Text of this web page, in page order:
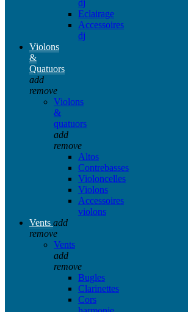
dj
Eclairage
Accessoires
dj
Violons
&
Quatuors
add
remove
Violons
&
quatuors
add
remove
Altos
Contrebasses
Violoncelles
Violons
Accessoires
violons
Vents add
remove
Vents
add
remove
Bugles
Clarinettes
Cors